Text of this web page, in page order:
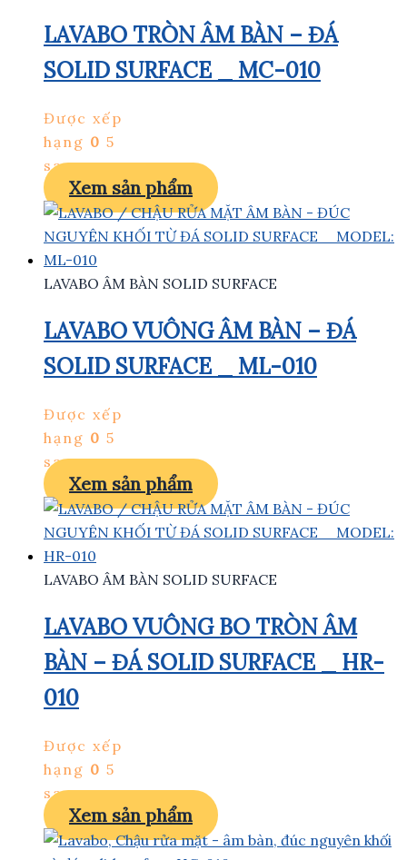
LAVABO TRÒN ÂM BÀN – ĐÁ
SOLID SURFACE _ MC-010
Được xếp
hạng 0 5
sao
Xem sản phẩm
LAVABO ÂM BÀN SOLID SURFACE
LAVABO VUÔNG ÂM BÀN – ĐÁ
SOLID SURFACE _ ML-010
Được xếp
hạng 0 5
sao
Xem sản phẩm
LAVABO ÂM BÀN SOLID SURFACE
LAVABO VUÔNG BO TRÒN ÂM
BÀN – ĐÁ SOLID SURFACE _ HR-
010
Được xếp
hạng 0 5
sao
Xem sản phẩm